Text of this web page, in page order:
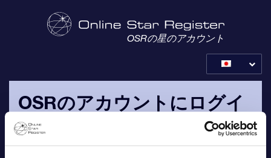
OSRの星のアカウント
OSRのアカウントにログイ
ンする